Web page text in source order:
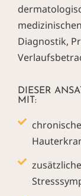
Diagnostik,
DIESER
MIT: